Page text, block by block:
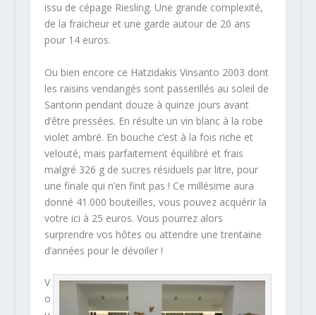
issu de cépage Riesling. Une grande complexité,
de la fraicheur et une garde autour de 20 ans
pour 14 euros.
Ou bien encore ce Hatzidakis Vinsanto 2003 dont
les raisins vendangés sont passerillés au soleil de
Santorin pendant douze à quinze jours avant
d’être pressées. En résulte un vin blanc à la robe
violet ambré. En bouche c’est à la fois riche et
velouté, mais parfaitement équilibré et frais
malgré 326 g de sucres résiduels par litre, pour
une finale qui n’en finit pas ! Ce millésime aura
donné 41.000 bouteilles, vous pouvez acquérir la
votre ici à 25 euros. Vous pourrez alors
surprendre vos hôtes ou attendre une trentaine
d’années pour le dévoiler !
V
o